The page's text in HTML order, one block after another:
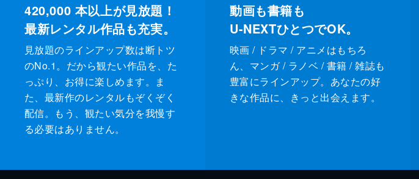
420,000 本以上が見放題！
最新レンタル作品も充実。
見放題のラインアップ数は断トツ
のNo.1。だから観たい作品を、た
っぷり、お得に楽しめます。ま
た、最新作のレンタルもぞくぞく
配信。もう、観たい気分を我慢す
る必要はありません。
動画も書籍も
U-NEXTひとつでOK。
映画 / ドラマ / アニメはもちろ
ん、マンガ / ラノベ / 書籍 / 雑誌も
豊富にラインアップ。あなたの好
きな作品に、きっと出会えます。